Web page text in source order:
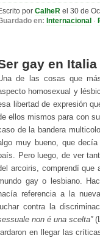
por CalheR el 30 de
en: Internacional ·
gay en Italia
de las cosas que
homosexual y
libertad de expresión
ellos mismos para con
de la bandera
muy bueno, que
Pero luego, de ver
arcoiris, comprendí que
gay o lesbiano.
referencia a la
luchar contra la
non é una scelta”
en llegar las